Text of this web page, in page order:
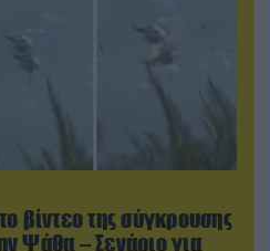
βίντεο της σύγκρουσης
Ψάθα – Σενάριο για